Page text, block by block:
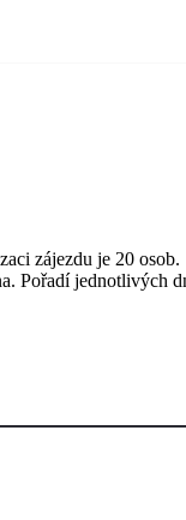
zájezdu je 20 osob.
Pořadí jednotlivých